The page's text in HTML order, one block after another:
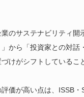
のサステナビリティ開
から「投資家との対話
けがシフトしているこ
価が高い点は、ISSB・